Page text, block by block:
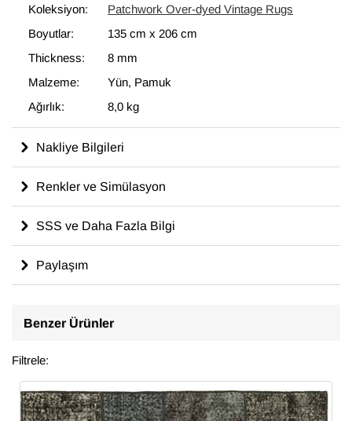
Koleksiyon:
Patchwork Over-dyed Vintage Rugs
Boyutlar:
135 cm x 206 cm
Thickness:
8 mm
Malzeme:
Yün, Pamuk
Ağırlık:
8,0 kg
Nakliye Bilgileri
Renkler ve Simülasyon
SSS ve Daha Fazla Bilgi
Paylaşım
Benzer Ürünler
Filtrele: